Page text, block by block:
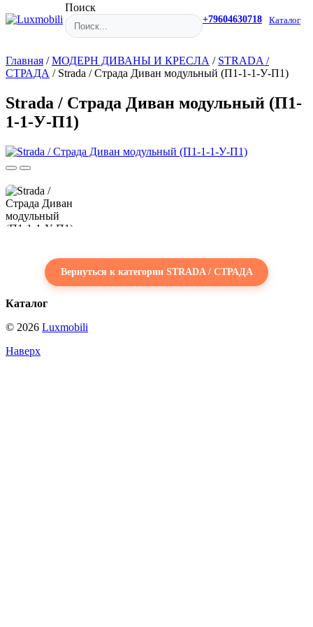
Поиск
+79604630718 Каталог
Главная /МОДЕРН ДИВАНЫ И КРЕСЛА / STRADA /
СТРАДА / Strada / Страда Диван модульный (П1-1-1-У-П1)
Strada / Страда Диван модульный (П1-
1-1-У-П1)
Вернуться к категории STRADA / СТРАДА
Каталог
© 2026 Luxmobili
Наверх